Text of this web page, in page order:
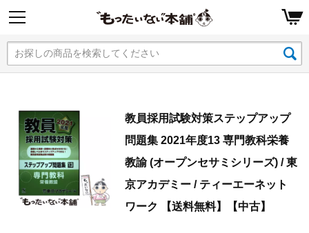
教員採用試験対策ステップアップ
問題集 2021年度13 専門教科栄養
教諭 (オープンセサミシリーズ) / 東
京アカデミー / ティーエーネット
ワーク 【送料無料】【中古】